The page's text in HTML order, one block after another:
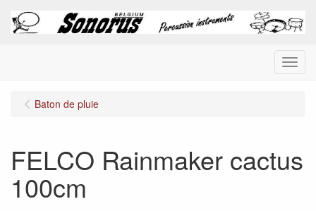
Menu
Baton de pluie
FELCO Rainmaker cactus
100cm